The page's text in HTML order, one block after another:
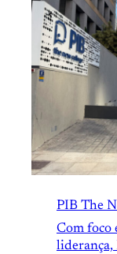
PIB The
Com foco
liderança,